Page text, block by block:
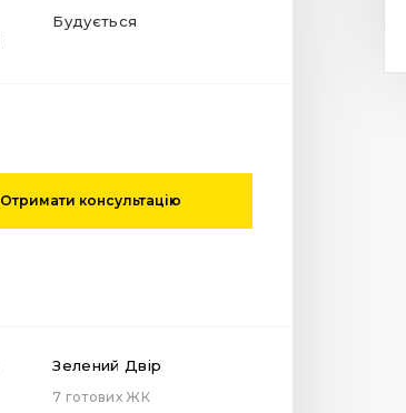
Будується
Отримати консультацію
Зелений Двір
7 готових ЖК